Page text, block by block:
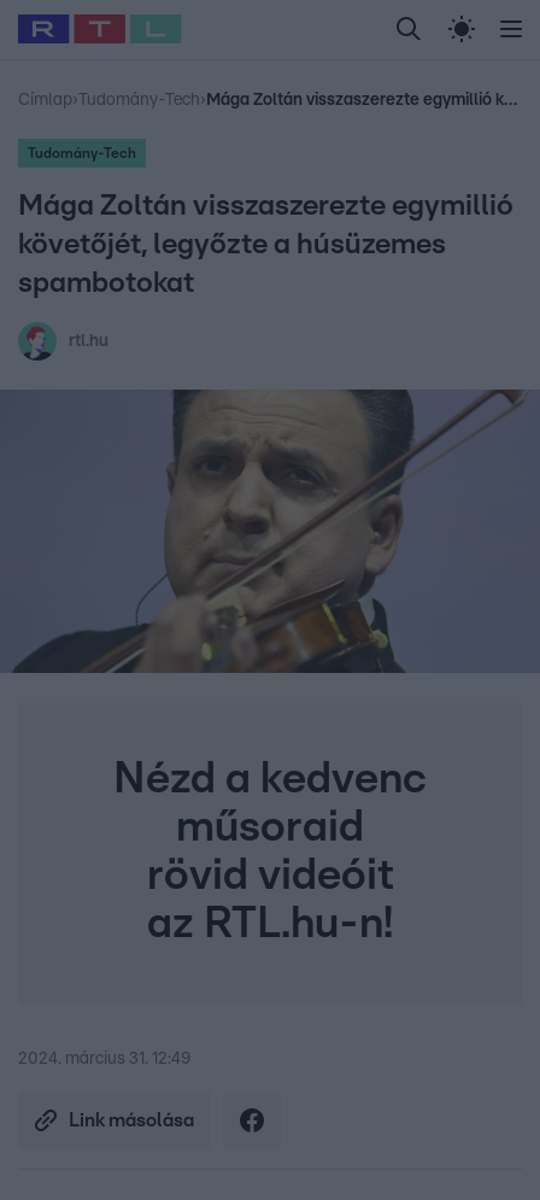
Legfrissebb RTL Híradó Randi Celeb vagyok,
Babits Marcella Most Wanted Gallusz
Címlap› Tudomány-Tech› Mága Zoltán visszaszerezte egymillió követőjét, legyőzte a húsüzemes spambotokat
Tudomány-Tech
Mága Zoltán visszaszerezte egymillió
követőjét, legyőzte a húsüzemes
spambotokat
rtl.hu
Nézd a kedvenc
műsoraid
rövid videóit
az RTL.hu-n!
2024. március 31. 12:49
Link másolása